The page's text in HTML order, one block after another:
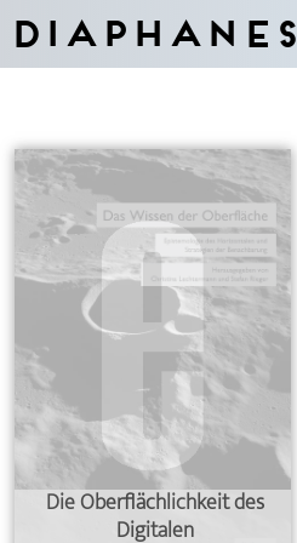
Diaphanes
Die Oberflächlichkeit des
Digitalen